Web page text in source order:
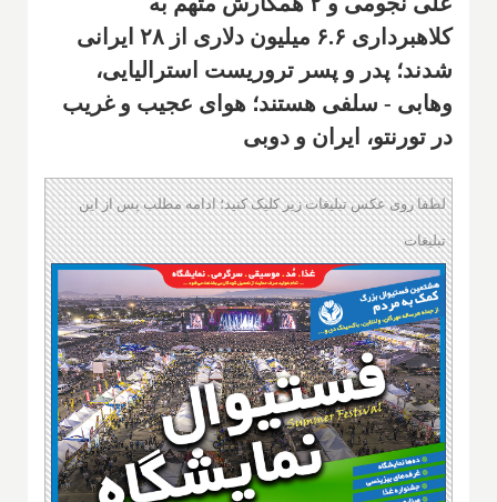
کلاهبرداری ۶.۶ میلیون دلاری از ۲۸ ایرانی
شدند؛ پدر و پسر تروریست استرالیایی،
وهابی - سلفی هستند؛ هوای عجیب و غریب
در تورنتو، ایران و دوبی
لطفا روی عکس تبلیغات زیر کلیک کنید؛ ادامه مطلب پس از این
تبلیغات